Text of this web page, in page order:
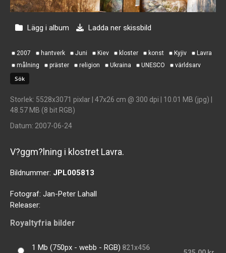
Lägg i album Ladda ner skissbild
2007 hantverk Juni Kiev kloster konst Kyjiv
Lavra
målning
präster religion Ukraina UNESCO världsarv
Storlek: 5528x3071 pixlar | 47x26 cm @ 300 dpi | 10.01 MB (jpg) |
48.57 MB (8 bit RGB)
Datum: 2007-06-24
V?ggm?lning i klostret Lavra.
Bildnummer: JPL005813
Fotograf: Jan-Peter Lahall
Releaser:
Royaltyfria bilder
1 Mb (750px - webb - RGB) 821x456